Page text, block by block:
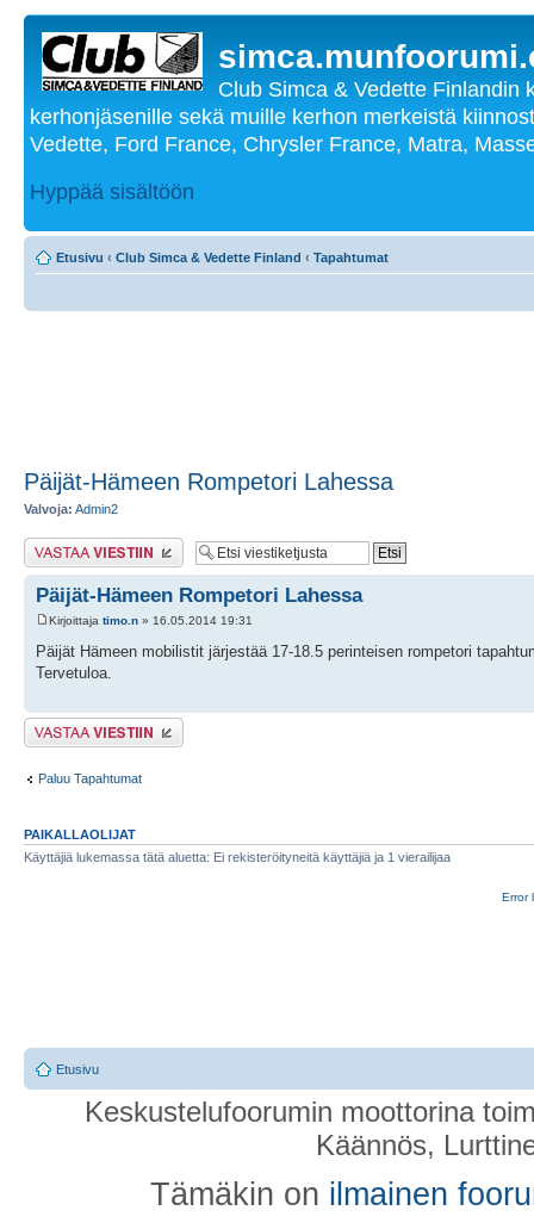
Club Simca & Vedette Finlandin
kerhonjäsenille sekä muille kerhon merkeistä
Vedette, Ford France, Chrysler France, Matra,
Hyppää sisältöön
Etusivu ‹ Club Simca & Vedette Finland ‹ Tapahtumat
Päijät-Hämeen Rompetori Lahessa
Valvoja: Admin2
Lähetä vastaus
Päijät-Hämeen Rompetori Lahessa
Kirjoittaja timo.n » 16.05.2014 19:31
Päijät Hämeen mobilistit järjestää 17-18.5 perinteisen rompetori
Tervetuloa.
Lähetä vastaus
Paluu Tapahtumat
PAIKALLAOLIJAT
Käyttäjiä lukemassa tätä aluetta: Ei rekisteröityneitä käyttäjiä ja 1 vierailijaa
Error
Etusivu
Keskustelufoorumin moottorina
Käännös,
Tämäkin on ilmainen